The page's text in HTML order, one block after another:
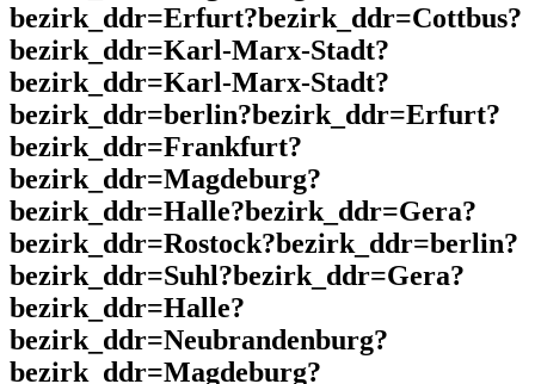
bezirk_ddr=Erfurt?bezirk_ddr=Cottbus?
bezirk_ddr=Karl-Marx-Stadt?
bezirk_ddr=Karl-Marx-Stadt?
bezirk_ddr=berlin?bezirk_ddr=Erfurt?
bezirk_ddr=Frankfurt?
bezirk_ddr=Magdeburg?
bezirk_ddr=Halle?bezirk_ddr=Gera?
bezirk_ddr=Rostock?bezirk_ddr=berlin?
bezirk_ddr=Suhl?bezirk_ddr=Gera?
bezirk_ddr=Halle?
bezirk_ddr=Neubrandenburg?
bezirk_ddr=Magdeburg?